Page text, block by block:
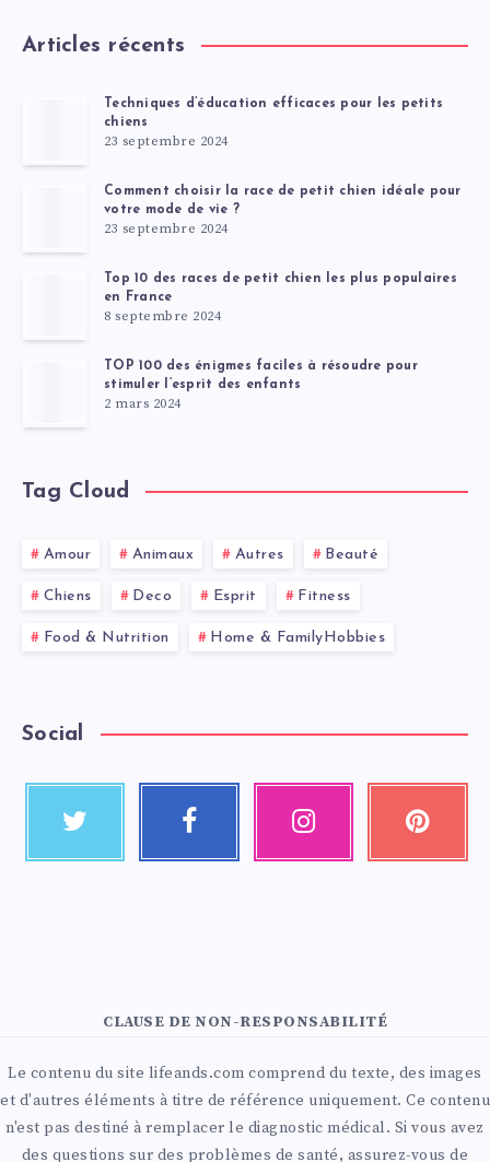
Articles récents
Techniques d’éducation efficaces pour les petits
chiens
23 septembre 2024
Comment choisir la race de petit chien idéale pour
votre mode de vie ?
23 septembre 2024
Top 10 des races de petit chien les plus populaires
en France
8 septembre 2024
TOP 100 des énigmes faciles à résoudre pour
stimuler l’esprit des enfants
2 mars 2024
Tag Cloud
Amour Animaux Autres Beauté
Chiens Deco Esprit Fitness
Food & Nutrition Home & FamilyHobbies
Social
CLAUSE DE NON-RESPONSABILITÉ
Le contenu du site lifeands.com comprend du texte, des images
et d'autres éléments à titre de référence uniquement. Ce contenu
n'est pas destiné à remplacer le diagnostic médical. Si vous avez
des questions sur des problèmes de santé, assurez-vous de